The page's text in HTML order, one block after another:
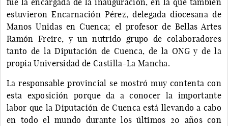
estuvieron Encarnación Pérez, delegada diocesana de
Manos Unidas en Cuenca; el profesor de Bellas Artes
Ramón Freire, y un nutrido grupo de colaboradores
tanto de la Diputación de Cuenca, de la ONG y de la
propia Universidad de Castilla-La Mancha.
La responsable provincial se mostró muy contenta con
esta exposición porque da a conocer la importante
labor que la Diputación de Cuenca está llevando a cabo
en todo el mundo durante los últimos 20 años con